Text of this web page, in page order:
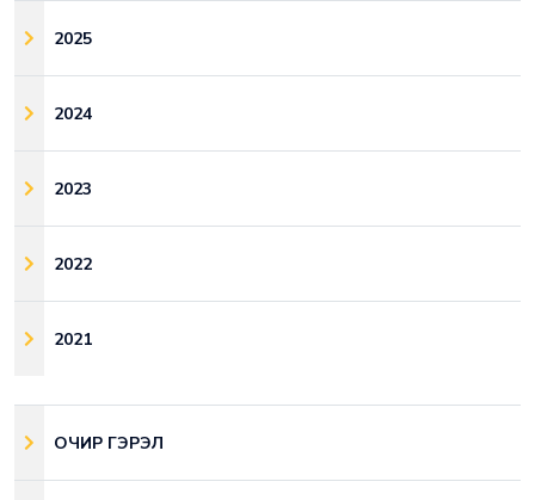
2025
2024
2023
2022
2021
ОЧИР ГЭРЭЛ